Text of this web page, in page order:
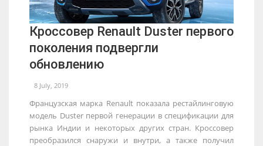
Кроссовер Renault Duster первого
поколения подвергли
обновлению
8 July, 2019
Французская марка Renault показала рестайлинговую
модель Duster первой генерации в спецификации для
рынка Индии и некоторых других стран. Кроссовер
преобразился снаружи и внутри, а также получил